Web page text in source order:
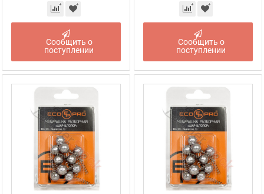
Сообщить о
поступлении
Сообщить о
поступлении